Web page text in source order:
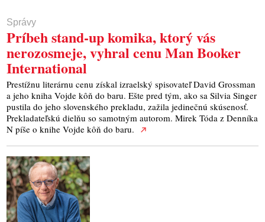
Správy
Príbeh stand-up komika, ktorý vás
nerozosmeje, vyhral cenu Man Booker
International
Prestížnu literárnu cenu získal izraelský spisovateľ David Grossman
a jeho kniha Vojde kôň do baru. Ešte pred tým, ako sa Silvia Singer
pustila do jeho slovenského prekladu, zažila jedinečnú skúsenosť.
Prekladateľskú dielňu so samotným autorom. Mirek Tóda z Denníka
N píše o knihe Vojde kôň do baru.